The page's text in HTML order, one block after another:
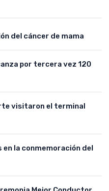
del cáncer de mama
por tercera vez 120
visitaron el terminal
en la conmemoración del